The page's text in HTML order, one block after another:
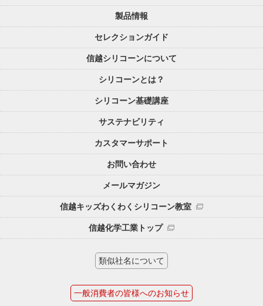
製品情報
セレクションガイド
信越シリコーンについて
シリコーンとは？
シリコーン基礎講座
サステナビリティ
カスタマーサポート
お問い合わせ
メールマガジン
信越キッズわくわくシリコーン教室
信越化学工業トップ
類似社名について
一般消費者の皆様へのお知らせ